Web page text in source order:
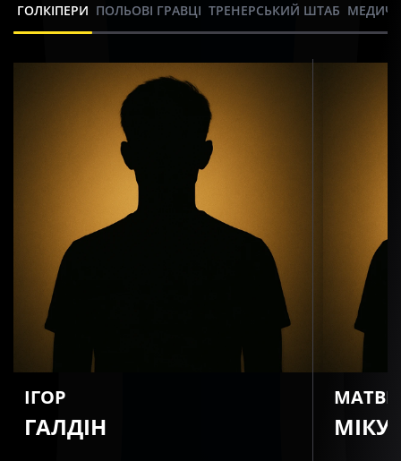
ГОЛКІПЕРИ ПОЛЬОВІ ГРАВЦІ ТРЕНЕРСЬКИЙ ШТАБ
ІГОР
ГАЛДІН